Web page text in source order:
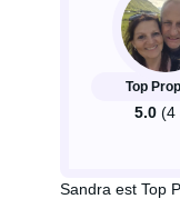
Top
5.0 (4
Sandra est Top